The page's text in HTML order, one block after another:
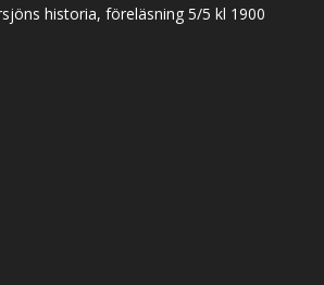
historia, föreläsning 5/5 kl 1900